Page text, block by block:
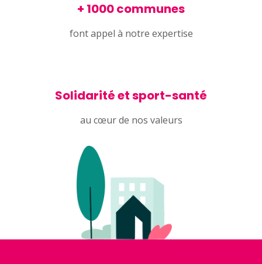
+ 1000 communes
font appel à notre expertise
Solidarité et sport-santé
au cœur de nos valeurs